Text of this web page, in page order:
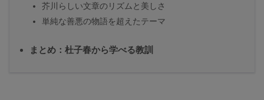
芥川らしい文章のリズムと美しさ
単純な善悪の物語を超えたテーマ
まとめ：杜子春から学べる教訓